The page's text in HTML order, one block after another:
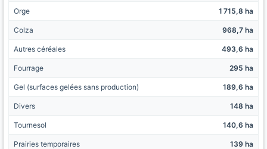
Orge 1 715,8 ha
Colza 968,7 ha
Autres céréales 493,6 ha
Fourrage 295 ha
Gel (surfaces gelées sans production) 189,6 ha
Divers 148 ha
Tournesol 140,6 ha
Prairies temporaires 139 ha